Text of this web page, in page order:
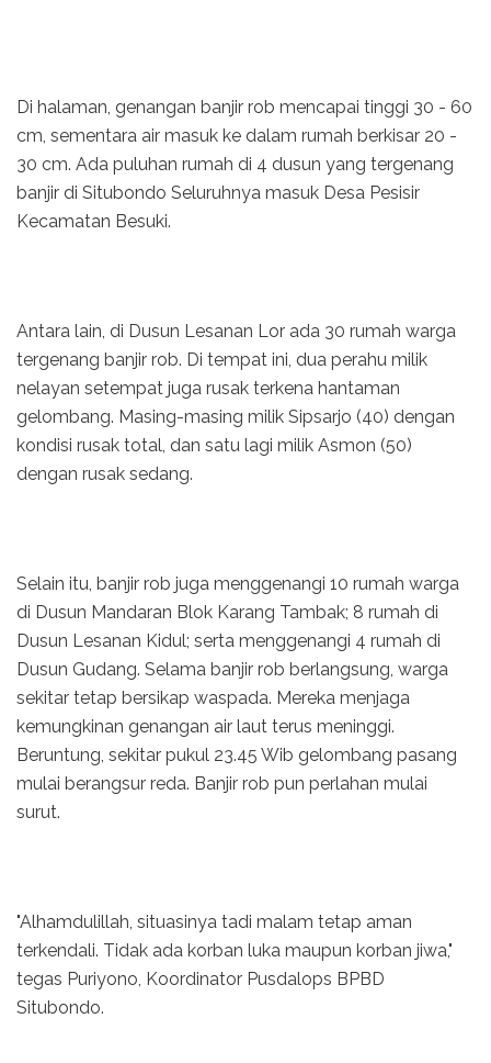
Di halaman, genangan banjir rob mencapai tinggi 30 - 60
cm, sementara air masuk ke dalam rumah berkisar 20 -
30 cm. Ada puluhan rumah di 4 dusun yang tergenang
banjir di Situbondo Seluruhnya masuk Desa Pesisir
Kecamatan Besuki.
Antara lain, di Dusun Lesanan Lor ada 30 rumah warga
tergenang banjir rob. Di tempat ini, dua perahu milik
nelayan setempat juga rusak terkena hantaman
gelombang. Masing-masing milik Sipsarjo (40) dengan
kondisi rusak total, dan satu lagi milik Asmon (50)
dengan rusak sedang.
Selain itu, banjir rob juga menggenangi 10 rumah warga
di Dusun Mandaran Blok Karang Tambak; 8 rumah di
Dusun Lesanan Kidul; serta menggenangi 4 rumah di
Dusun Gudang. Selama banjir rob berlangsung, warga
sekitar tetap bersikap waspada. Mereka menjaga
kemungkinan genangan air laut terus meninggi.
Beruntung, sekitar pukul 23.45 Wib gelombang pasang
mulai berangsur reda. Banjir rob pun perlahan mulai
surut.
"Alhamdulillah, situasinya tadi malam tetap aman
terkendali. Tidak ada korban luka maupun korban jiwa,"
tegas Puriyono, Koordinator Pusdalops BPBD
Situbondo.